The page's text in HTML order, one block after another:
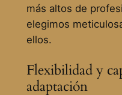
más altos de
elegimos
ellos.
Flexibilidad y
adaptación